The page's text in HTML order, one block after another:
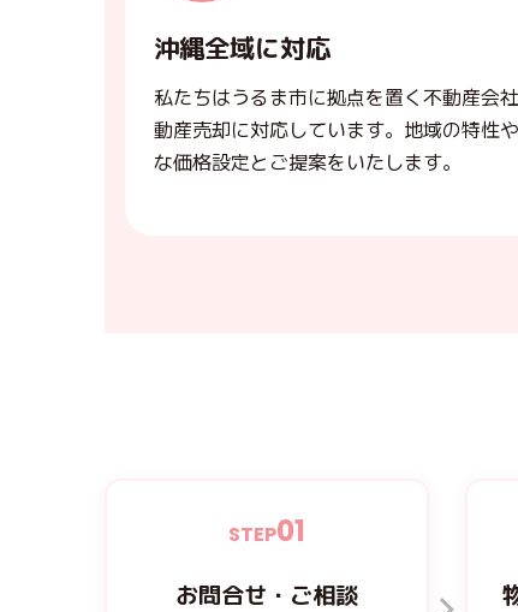
沖縄全域に対応
私たちはうるま市に拠点を置く不動産会
動産売却に対応しています。地域の特性
な価格設定とご提案をいたします。
STEP01
お問合せ・ご相談